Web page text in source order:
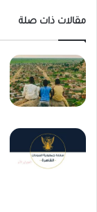
مقالات ذات صلة